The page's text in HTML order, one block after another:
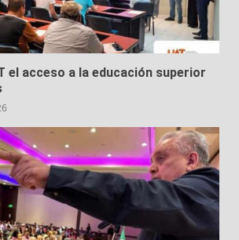
el acceso a la educación superior